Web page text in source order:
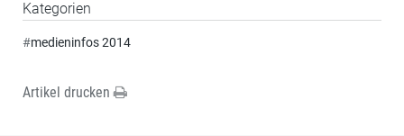
Kategorien
#medieninfos 2014
Artikel drucken